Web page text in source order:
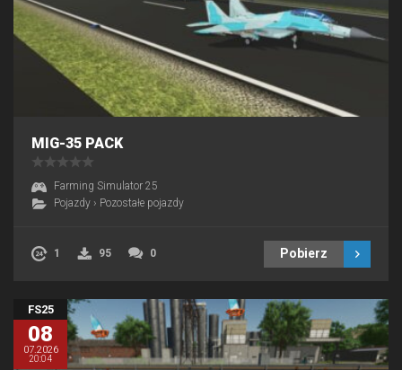
MIG-35 PACK
Farming Simulator 25
Pojazdy › Pozostałe pojazdy
1 95 0 Pobierz
FS25
08
07.2026
20:04